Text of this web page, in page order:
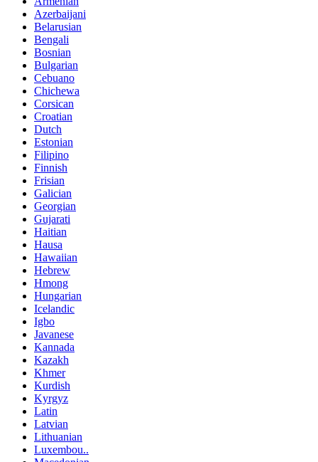
Azerbaijani
Belarusian
Bengali
Bosnian
Bulgarian
Cebuano
Chichewa
Corsican
Croatian
Dutch
Estonian
Filipino
Finnish
Frisian
Galician
Georgian
Gujarati
Haitian
Hausa
Hawaiian
Hebrew
Hmong
Hungarian
Icelandic
Igbo
Javanese
Kannada
Kazakh
Khmer
Kurdish
Kyrgyz
Latin
Latvian
Lithuanian
Luxembou..